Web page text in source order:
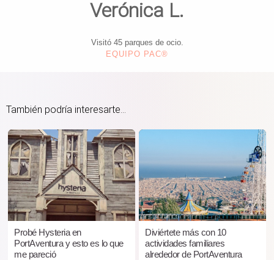
Verónica L.
Visitó 45 parques de ocio.
EQUIPO PAC®
También podría interesarte...
Probé Hysteria en
PortAventura y esto es lo que
me pareció
Diviértete más con 10
actividades familiares
alrededor de PortAventura